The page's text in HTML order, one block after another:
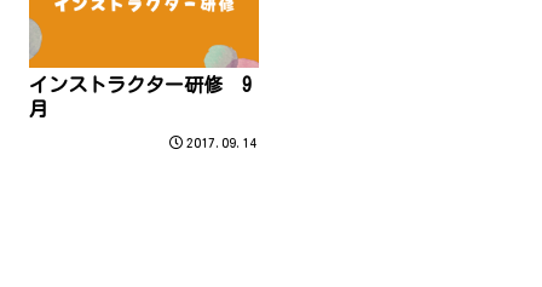
インストラクター研修 9
月
2017.09.14